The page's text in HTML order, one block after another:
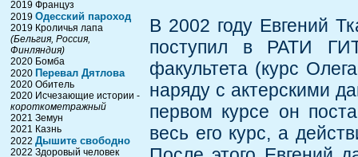
2019 Француз
2019 Одесский пароход
2019 Кроличья лапа
(Бельгия, Россия,
Финляндия)
2020 Бомба
2020 Перевал Дятлова
2020 Обитель
2020 Исчезающие истории -
короткометражный
2021 Земун
2021 Казнь
2022 Дышите свободно
2022 Здоровый человек
В 2002 году Евгений
поступил в РАТИ
факультета (курс
наряду с актерскими
первом курсе он
весь его курс, а